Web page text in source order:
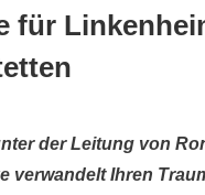
für
der Leitung von
verwandelt Ihren